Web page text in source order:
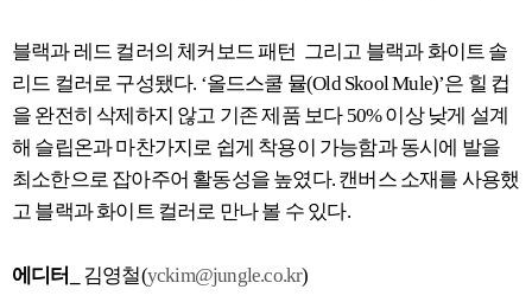
블랙과 레드 컬러의 체커보드 패턴 그리고 블랙과 화이트 솔
리드 컬러로 구성됐다. ‘올드스쿨 뮬(Old Skool Mule)’은 힐 컵
을 완전히 삭제하지 않고 기존 제품 보다 50% 이상 낮게 설계
해 슬립온과 마찬가지로 쉽게 착용이 가능함과 동시에 발을
최소한으로 잡아주어 활동성을 높였다. 캔버스 소재를 사용했
고 블랙과 화이트 컬러로 만나 볼 수 있다.
에디터_ 김영철(yckim@jungle.co.kr)